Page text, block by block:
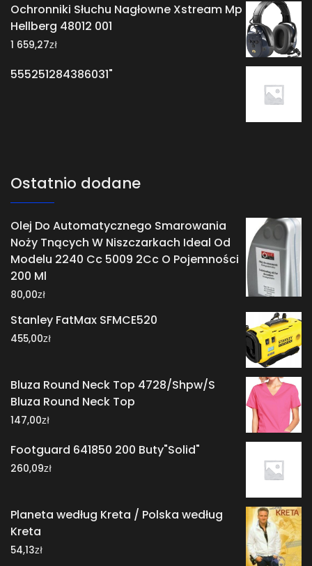
Ochronniki Słuchu Nagłowne Xstream Mp
Hellberg 48012 001
1 659,27zł
555251284386031"
Ostatnio dodane
Olej Do Automatycznego Smarowania
Noży Tnących W Niszczarkach Ideal Od
Modelu 2240 Cc 5009 2Cc O Pojemności
200 Ml
80,00zł
Stanley FatMax SFMCE520
455,00zł
Bluza Round Neck Top 4728/Shpw/S
Bluza Round Neck Top
147,00zł
Footguard 641850 200 Buty"Solid"
260,09zł
Planeta według Kreta / Polska według
Kreta
54,13zł